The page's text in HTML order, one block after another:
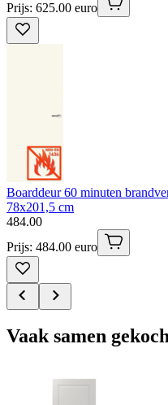
Prijs: 625.00 euro
Boarddeur 60 minuten
78x201,5 cm
484.00
Prijs: 484.00 euro
Vaak samen